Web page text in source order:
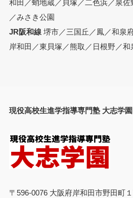
和田／蛸地蔵／貝塚／二色浜／泉
／みさき公園
JR阪和線堺市／三国丘／鳳／和泉
岸和田／東貝塚／熊取／日根野／和
現役高校生進学指導専門塾 大志学園
〒596-0076 大阪府岸和田市野田町